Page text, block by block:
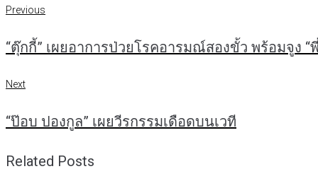
แนะแนว
เรื่อง
Previous
Previous
“ตุ๊กกี้” เผยอาการป่วยโรคอารมณ์สองขั้ว พร้อมจูง
Next
Next
“ป๊อบ ปองกูล” เผยวีรกรรมเดือดบนเวที
Related Posts